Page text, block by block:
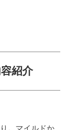
紹介
。マイルドか